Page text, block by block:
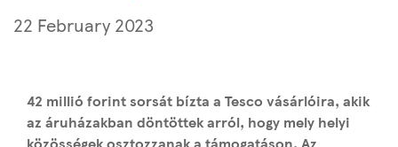
22 February 2023
42 millió forint sorsát bízta a Tesco vásárlóira, akik
az áruházakban döntöttek arról, hogy mely helyi